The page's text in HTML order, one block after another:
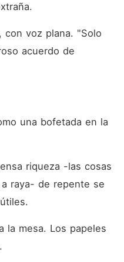
con voz plana. "Solo
acuerdo de
una bofetada en la
riqueza -las cosas
raya- de repente se
la mesa. Los papeles